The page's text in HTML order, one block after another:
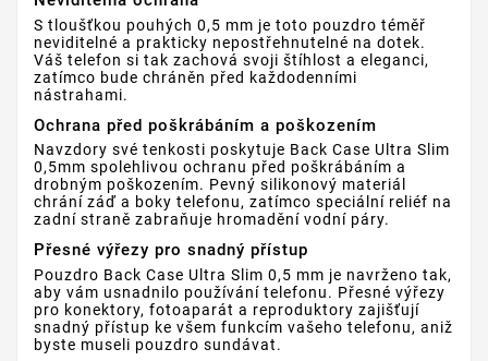
S tloušťkou pouhých 0,5 mm je toto pouzdro téměř
neviditelné a prakticky nepostřehnutelné na dotek.
Váš telefon si tak zachová svoji štíhlost a eleganci,
zatímco bude chráněn před každodenními
nástrahami.
Ochrana před poškrábáním a poškozením
Navzdory své tenkosti poskytuje Back Case Ultra Slim
0,5mm spolehlivou ochranu před poškrábáním a
drobným poškozením. Pevný silikonový materiál
chrání záď a boky telefonu, zatímco speciální reliéf na
zadní straně zabraňuje hromadění vodní páry.
Přesné výřezy pro snadný přístup
Pouzdro Back Case Ultra Slim 0,5 mm je navrženo tak,
aby vám usnadnilo používání telefonu. Přesné výřezy
pro konektory, fotoaparát a reproduktory zajišťují
snadný přístup ke všem funkcím vašeho telefonu, aniž
byste museli pouzdro sundávat.